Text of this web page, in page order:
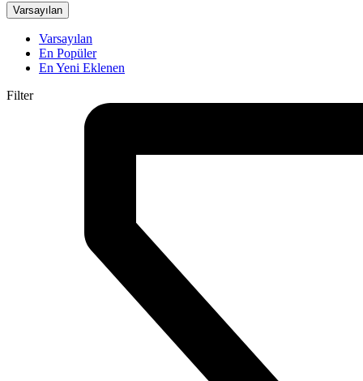
Varsayılan
Varsayılan
En Popüler
En Yeni Eklenen
Filter